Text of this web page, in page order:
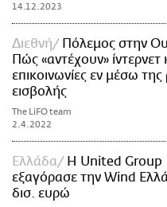
14.12.2023
Διεθνή
Πόλεμος στην
Πώς «αντέχουν» ίντερνετ
επικοινωνίες εν μέσω
εισβολής
The LiFO team
2.4.2022
Ελλάδα
Η United Group
εξαγόρασε την Wind
δισ. ευρώ